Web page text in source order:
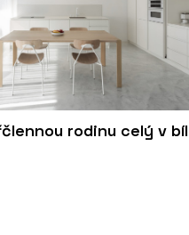
rodinu celý v